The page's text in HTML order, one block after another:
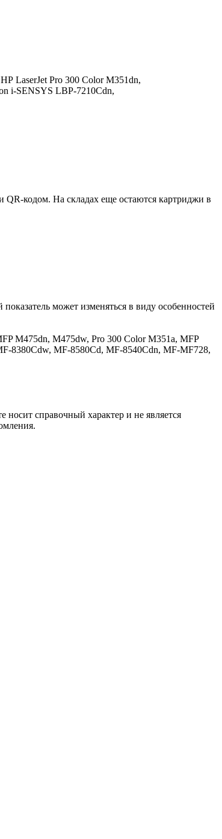
HP LaserJet Pro 300 Color M351dn,
i-SENSYS LBP-7210Cdn,
кодом. На складах еще остаются картриджи в
может изменяться в виду особенностей
M475dn, M475dw, Pro 300 Color M351a, MFP
8380Cdw, MF-8580Cd, MF-8540Cdn, MF-MF728,
справочный характер и не является